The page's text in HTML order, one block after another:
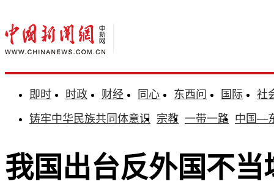
即时 时政 财经 同心 东西问 国际
社
铸牢中华民族共同体意识 宗教 一带一路 中国—
我国出台反外国不